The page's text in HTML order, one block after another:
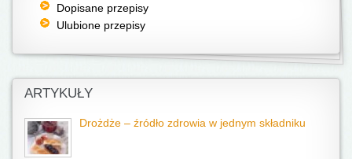
Dopisane przepisy
Ulubione przepisy
ARTYKUŁY
Drożdże – źródło zdrowia w jednym składniku